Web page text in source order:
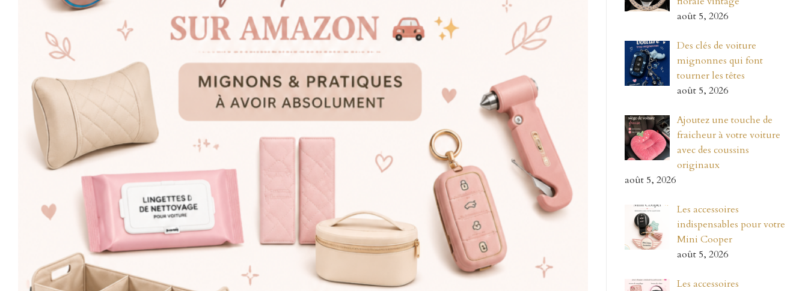
août 5, 2026
Des clés de voiture
mignonnes qui font
tourner les têtes
août 5, 2026
Ajoutez une touche de
fraicheur à votre voiture
avec des coussins
originaux
août 5, 2026
Les accessoires
indispensables pour votre
Mini Cooper
août 5, 2026
Les accessoires